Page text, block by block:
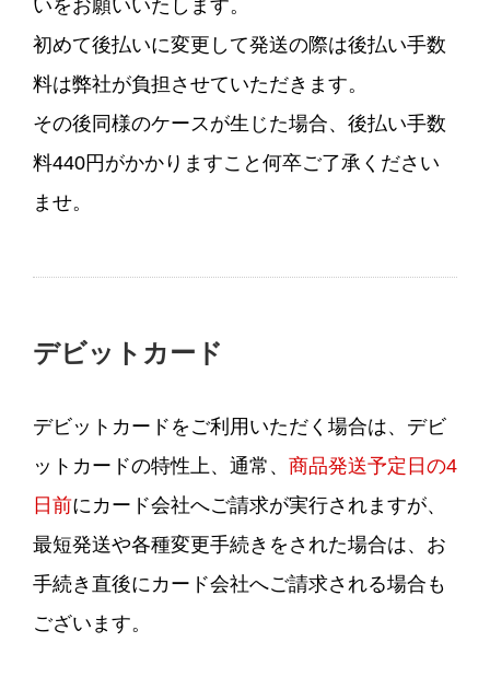
いをお願いいたします。
初めて後払いに変更して発送の際は後払い手数
料は弊社が負担させていただきます。
その後同様のケースが生じた場合、後払い手数
料440円がかかりますこと何卒ご了承ください
ませ。
デビットカード
デビットカードをご利用いただく場合は、デビ
ットカードの特性上、通常、 商品発送予定日の4
日前にカード会社へご請求が実行されますが、
最短発送や各種変更手続きをされた場合は、お
手続き直後にカード会社へご請求される場合も
ございます。